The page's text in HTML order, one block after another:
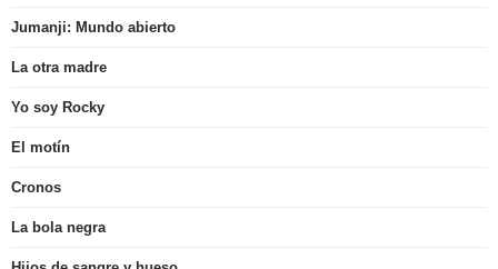
Jumanji: Mundo abierto
La otra madre
Yo soy Rocky
El motín
Cronos
La bola negra